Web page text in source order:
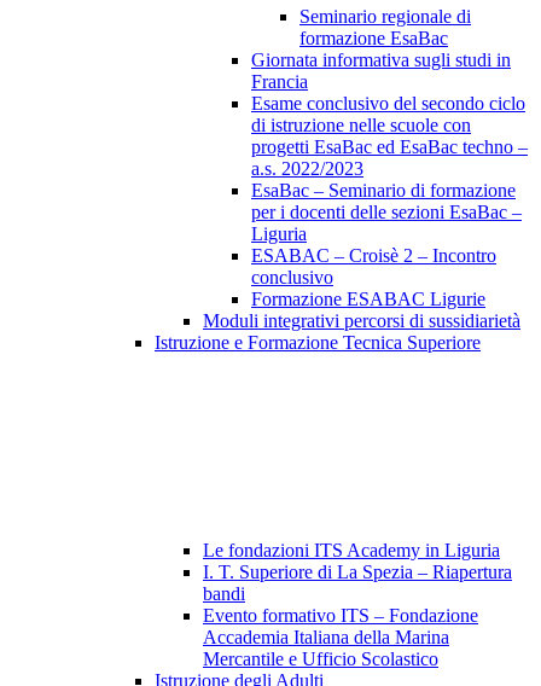
Seminario regionale di
formazione EsaBac
Giornata informativa sugli studi in
Francia
Esame conclusivo del secondo ciclo
di istruzione nelle scuole con
progetti EsaBac ed EsaBac techno –
a.s. 2022/2023
EsaBac – Seminario di formazione
per i docenti delle sezioni EsaBac –
Liguria
ESABAC – Croisè 2 – Incontro
conclusivo
Formazione ESABAC Ligurie
Moduli integrativi percorsi di sussidiarietà
Istruzione e Formazione Tecnica Superiore
Le fondazioni ITS Academy in Liguria
I. T. Superiore di La Spezia – Riapertura
bandi
Evento formativo ITS – Fondazione
Accademia Italiana della Marina
Mercantile e Ufficio Scolastico
Istruzione degli Adulti